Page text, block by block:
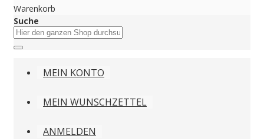
Warenkorb
Suche
MEIN KONTO
MEIN WUNSCHZETTEL
ANMELDEN